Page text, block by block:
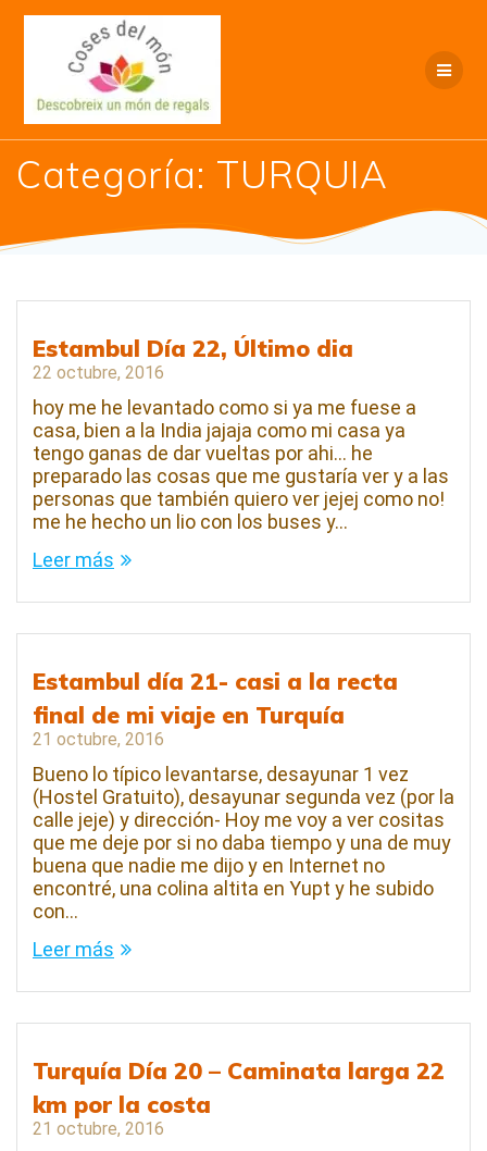
Saltar
contenido
Categoría: TURQUIA
Estambul Día 22, Último dia
22 octubre, 2016
hoy me he levantado como si ya me fuese a
casa, bien a la India jajaja como mi casa ya
tengo ganas de dar vueltas por ahi… he
preparado las cosas que me gustaría ver y a las
personas que también quiero ver jejej como no!
me he hecho un lio con los buses y…
Leer más
Estambul día 21- casi a la recta
final de mi viaje en Turquía
21 octubre, 2016
Bueno lo típico levantarse, desayunar 1 vez
(Hostel Gratuito), desayunar segunda vez (por la
calle jeje) y dirección- Hoy me voy a ver cositas
que me deje por si no daba tiempo y una de muy
buena que nadie me dijo y en Internet no
encontré, una colina altita en Yupt y he subido
con…
Leer más
Turquía Día 20 – Caminata larga 22
km por la costa
21 octubre, 2016